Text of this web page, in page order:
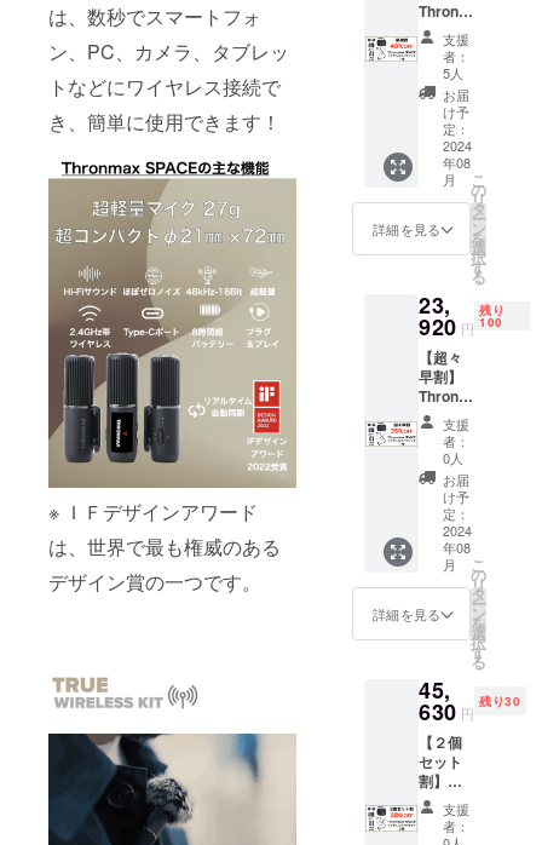
は、数秒でスマートフォ
ン、PC、カメラ、タブレッ
トなどにワイヤレス接続で
き、簡単に使用できます！
※ ＩＦデザインアワード
は、世界で最も権威のある
デザイン賞の一つです。
Thronm
ax
SPACE
ワイヤ
レスマ
イク
セット
x１点
・一般
販売予
定価格
￥36,80
0の
￥22,08
0 消
費税込
み、配
送料込
み ・割
引率は
一般販
売予定
価格に
送料を
含む合
計金額
に対す
るもの
です。
・ボ
クのみ
です。
支援
者：
5人
お届
け予
定：
2024
年08
月
詳細を見る
こ
の
リ
タ
ー
ン
を
選
択
す
る
23,
920 円
残り
100
【超々
早割】
Thronm
ax
SPACE
ワイヤ
レスマ
イク
セット
x１点
・一般
販売予
定価格
￥36,80
0の
￥23,92
0 消
費税込
み、配
送料込
み ・割
引率は
一般販
支援
者：
0人
お届
け予
定：
2024
年08
月
詳細を見る
こ
の
リ
タ
ー
ン
を
選
択
す
る
45,
630 円
残り30
【２個
セット
割】
Thronm
ax
SPACE
支援
者：